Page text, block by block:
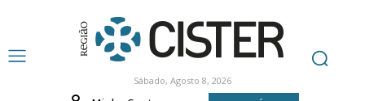
Sábado, Agosto 8, 2026